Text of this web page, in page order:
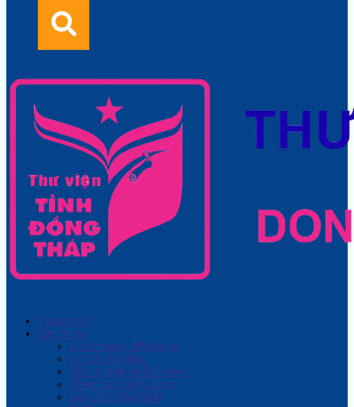
Trang chủ
Giới thiệu
Chức năng - Nhiệm vụ
Cơ cấu tổ chức
Điều khoản và Điều kiện
Thành tích đạt được
Lịch sử hình thành